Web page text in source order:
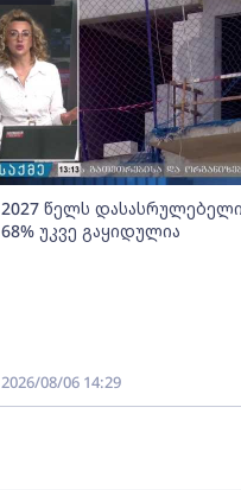
2027 წელს
68% უკვე გაყიდულია
2026/08/06 14:29